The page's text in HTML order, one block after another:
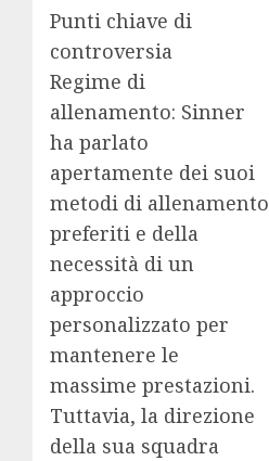
Punti chiave di
controversia
Regime di
allenamento: Sinner
ha parlato
apertamente dei suoi
metodi di allenamento
preferiti e della
necessità di un
approccio
personalizzato per
mantenere le
massime prestazioni.
Tuttavia, la direzione
della sua squadra